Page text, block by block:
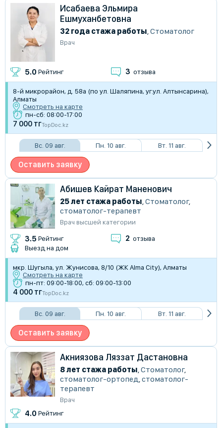
Исабаева Эльмира
Ешмуханбетовна
32 года стажа работы,Стоматолог
Врач
5.0 Рейтинг 3 отзыва
8-й микрорайон, д. 58а (по ул. Шаляпина, уг.ул. Алтынсарина),
Алматы
Смотреть на карте
пн-сб: 08:00-17:00
7 000 тгTopDoc.kz
Вс. 09 авг. Пн. 10 авг. Вт. 11 авг.
Оставить заявку
Абишев Кайрат Маненович
25 лет стажа работы,Стоматолог,
стоматолог-терапевт
Врач высшей категории
3.5 Рейтинг 2 отзыва
Выезд на дом
мкр. Шугыла, ул. Жунисова, 8/10 (ЖК Alma City), Алматы
Смотреть на карте
пн-пт: 09:00-18:00, сб: 09:00-13:00
4 000 тгTopDoc.kz
Вс. 09 авг. Пн. 10 авг. Вт. 11 авг.
Оставить заявку
Акниязова Ляззат Дастановна
8 лет стажа работы,Стоматолог,
стоматолог-ортопед,стоматолог-
терапевт
Врач
4.0 Рейтинг